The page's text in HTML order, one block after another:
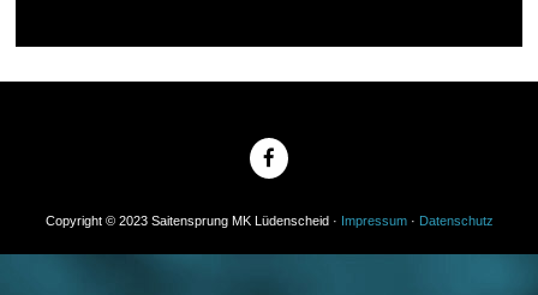
Copyright © 2023 Saitensprung MK Lüdenscheid · Impressum· Datenschutz